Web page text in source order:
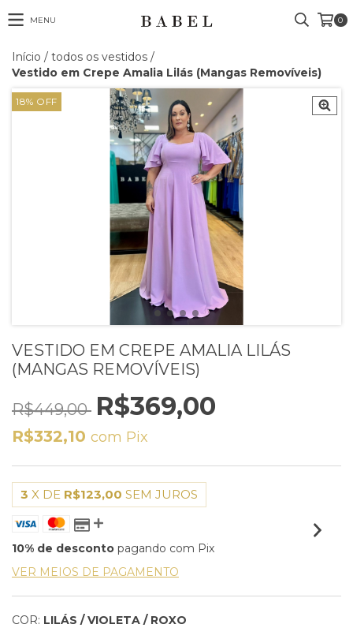
MENU 0
Início / todos os vestidos /
Vestido em Crepe Amalia Lilás (Mangas Removíveis)
18% OFF
VESTIDO EM CREPE AMALIA LILÁS
(MANGAS REMOVÍVEIS)
R$449,00 R$369,00
R$332,10 com Pix
3 X DE R$123,00 SEM JUROS
10% de desconto pagando com Pix
VER MEIOS DE PAGAMENTO
COR: LILÁS / VIOLETA / ROXO